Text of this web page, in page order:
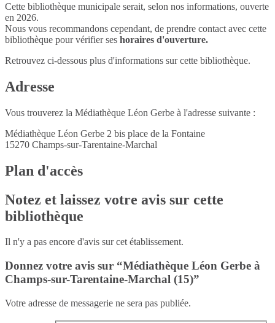
Cette bibliothèque municipale serait, selon nos informations, ouverte
en 2026.
Nous vous recommandons cependant, de prendre contact avec cette
bibliothèque pour vérifier ses horaires d'ouverture.
Retrouvez ci-dessous plus d'informations sur cette bibliothèque.
Adresse
Vous trouverez la Médiathèque Léon Gerbe à l'adresse suivante :
Médiathèque Léon Gerbe 2 bis place de la Fontaine
15270 Champs-sur-Tarentaine-Marchal
Plan d'accès
Notez et laissez votre avis sur cette
bibliothèque
Il n'y a pas encore d'avis sur cet établissement.
Donnez votre avis sur “Médiathèque Léon Gerbe à
Champs-sur-Tarentaine-Marchal (15)”
Votre adresse de messagerie ne sera pas publiée.